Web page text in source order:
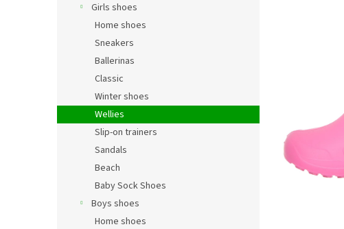
Girls shoes
Home shoes
Sneakers
Ballerinas
Classic
Winter shoes
Wellies
Slip-on trainers
Sandals
Beach
Baby Sock Shoes
Boys shoes
Home shoes